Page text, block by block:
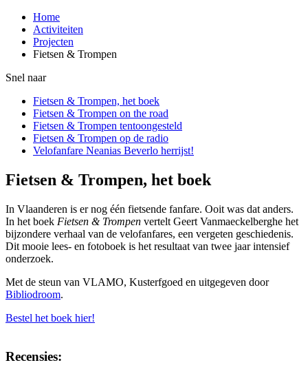
Kruimelpad
Home
Activiteiten
Projecten
Fietsen & Trompen
Snel naar
Fietsen & Trompen, het boek
Fietsen & Trompen on the road
Fietsen & Trompen tentoongesteld
Fietsen & Trompen op de radio
Velofanfare Neanias Beverlo herrijst!
Fietsen & Trompen, het boek
In Vlaanderen is er nog één fietsende fanfare. Ooit was dat anders.
In het boek Fietsen & Trompen vertelt Geert Vanmaeckelberghe het
bijzondere verhaal van de velofanfares, een vergeten geschiedenis.
Dit mooie lees- en fotoboek is het resultaat van twee jaar intensief
onderzoek.
Met de steun van VLAMO, Kusterfgoed en uitgegeven door
Bibliodroom.
Bestel het boek hier!
Recensies: